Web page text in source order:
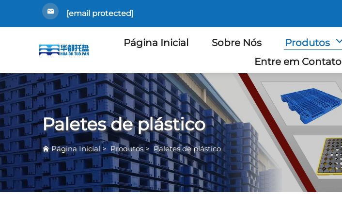
[email protected]
Página Inicial Sobre Nós Produtos
Entre em Contato
Paletes de plástico
Página Inicial > Produtos> Paletes de plástico